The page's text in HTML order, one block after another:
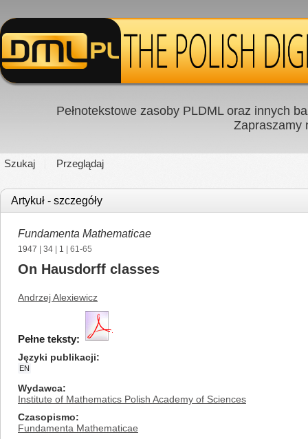
Pełnotekstowe zasoby PLDML oraz innych
Zapraszamy
Szukaj Przeglądaj
Artykuł - szczegóły
Fundamenta Mathematicae
1947 34 1 | 61-65
On Hausdorff classes
Andrzej Alexiewicz
Pełne teksty:
Języki publikacji
EN
Wydawca
Institute of Mathematics Polish Academy of Sciences
Czasopismo
Fundamenta Mathematicae